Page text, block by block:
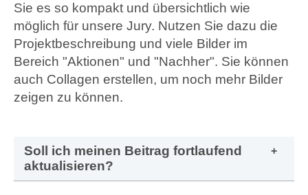
Sie es so kompakt und übersichtlich wie
möglich für unsere Jury. Nutzen Sie dazu die
Projektbeschreibung und viele Bilder im
Bereich "Aktionen" und "Nachher". Sie können
auch Collagen erstellen, um noch mehr Bilder
zeigen zu können.
Soll ich meinen Beitrag fortlaufend
aktualisieren?